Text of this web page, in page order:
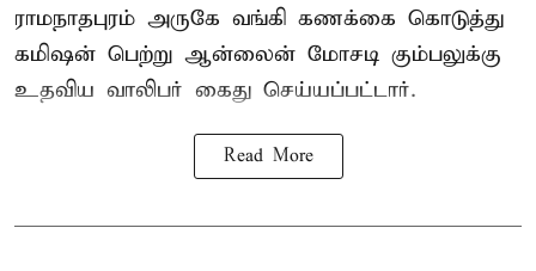
ராமநாதபுரம் அருகே வங்கி கணக்கை கொடுத்து
கமிஷன் பெற்று ஆன்லைன் மோசடி கும்பலுக்கு
உதவிய வாலிபர் கைது செய்யப்பட்டார்.
Read More